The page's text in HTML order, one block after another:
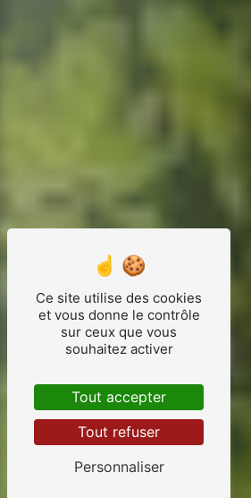
Ce site utilise des cookies
et vous donne le contrôle
sur ceux que vous
souhaitez activer
Tout accepter
Tout refuser
Personnaliser